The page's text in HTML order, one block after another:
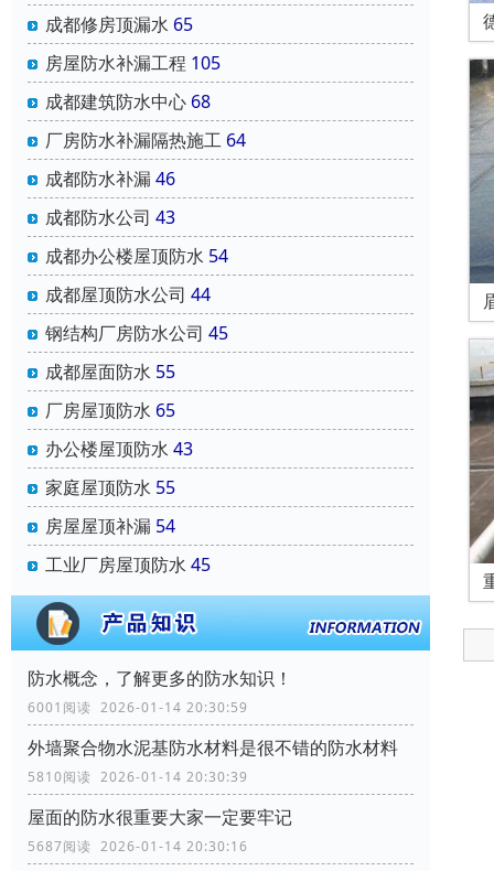
成都修房顶漏水 65
房屋防水补漏工程 105
成都建筑防水中心 68
厂房防水补漏隔热施工 64
成都防水补漏46
成都防水公司 43
成都办公楼屋顶防水 54
成都屋顶防水公司 44
钢结构厂房防水公司 45
成都屋面防水 55
厂房屋顶防水 65
办公楼屋顶防水 43
家庭屋顶防水 55
房屋屋顶补漏 54
工业厂房屋顶防水 45
防水概念，了解更多的防水知识！
6001阅读 2026-01-14 20:30:59
外墙聚合物水泥基防水材料是很不错的防水材料
5810阅读 2026-01-14 20:30:39
屋面的防水很重要大家一定要牢记
5687阅读 2026-01-14 20:30:16